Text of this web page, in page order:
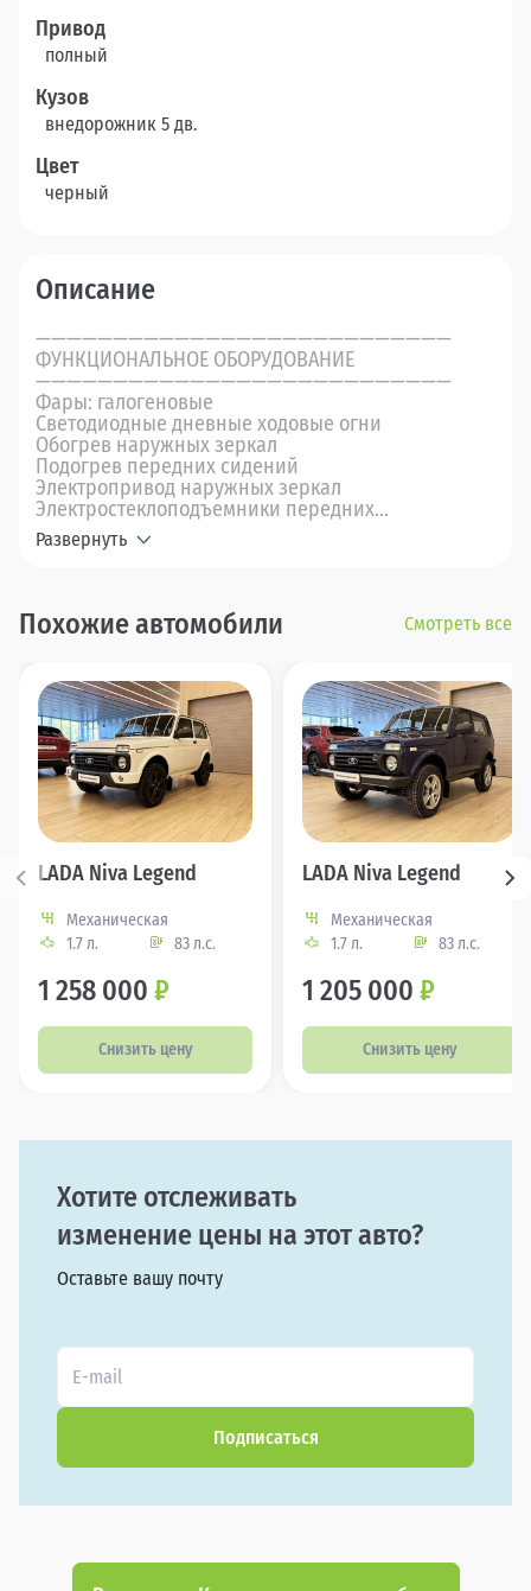
Привод
полный
Кузов
внедорожник 5 дв.
Цвет
черный
Описание
———————————————————————————
ФУНКЦИОНАЛЬНОЕ ОБОРУДОВАНИЕ
———————————————————————————
Фары: галогеновые
Светодиодные дневные ходовые огни
Обогрев наружных зеркал
Подогрев передних сидений
Электропривод наружных зеркал
Электростеклоподъемники передних...
Развернуть
Похожие автомобили Смотреть все
LADA Niva Legend
Механическая
1.7 л.
83 л.с.
1 258 000 ₽
Снизить цену
LADA Niva Legend
Механическая
1.7 л.
83 л.с.
1 205 000 ₽
Снизить цену
Хотите отслеживать
изменение цены на этот авто?
Оставьте вашу почту
Подписаться